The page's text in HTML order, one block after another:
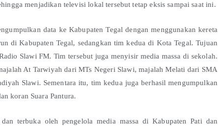
menjadikan televisi lokal tersebut tetap eksis sampai saat ini.
data ke Kabupaten Tegal dengan menggunakan kereta
di Kabupaten Tegal, sedangkan tim kedua di Kota Tegal. Tujuan
Slawi FM. Tim tersebut juga menyisir media massa di sekolah.
At Tarwiyah dari MTs Negeri Slawi, majalah Melati dari SMA
Slawi. Sementara itu, tim kedua juga berhasil mengumpulkan
koran Suara Pantura.
terbuka oleh pengelola media massa di Kabupaten Pati dan